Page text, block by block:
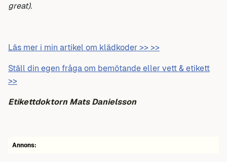
great).
Läs mer i min artikel om klädkoder >> >>
Ställ din egen fråga om bemötande eller vett & etikett
>>
Etikettdoktorn Mats Danielsson
Annons: